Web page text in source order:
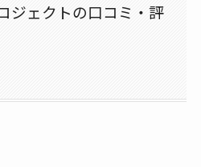
ジェクトの口コミ・評